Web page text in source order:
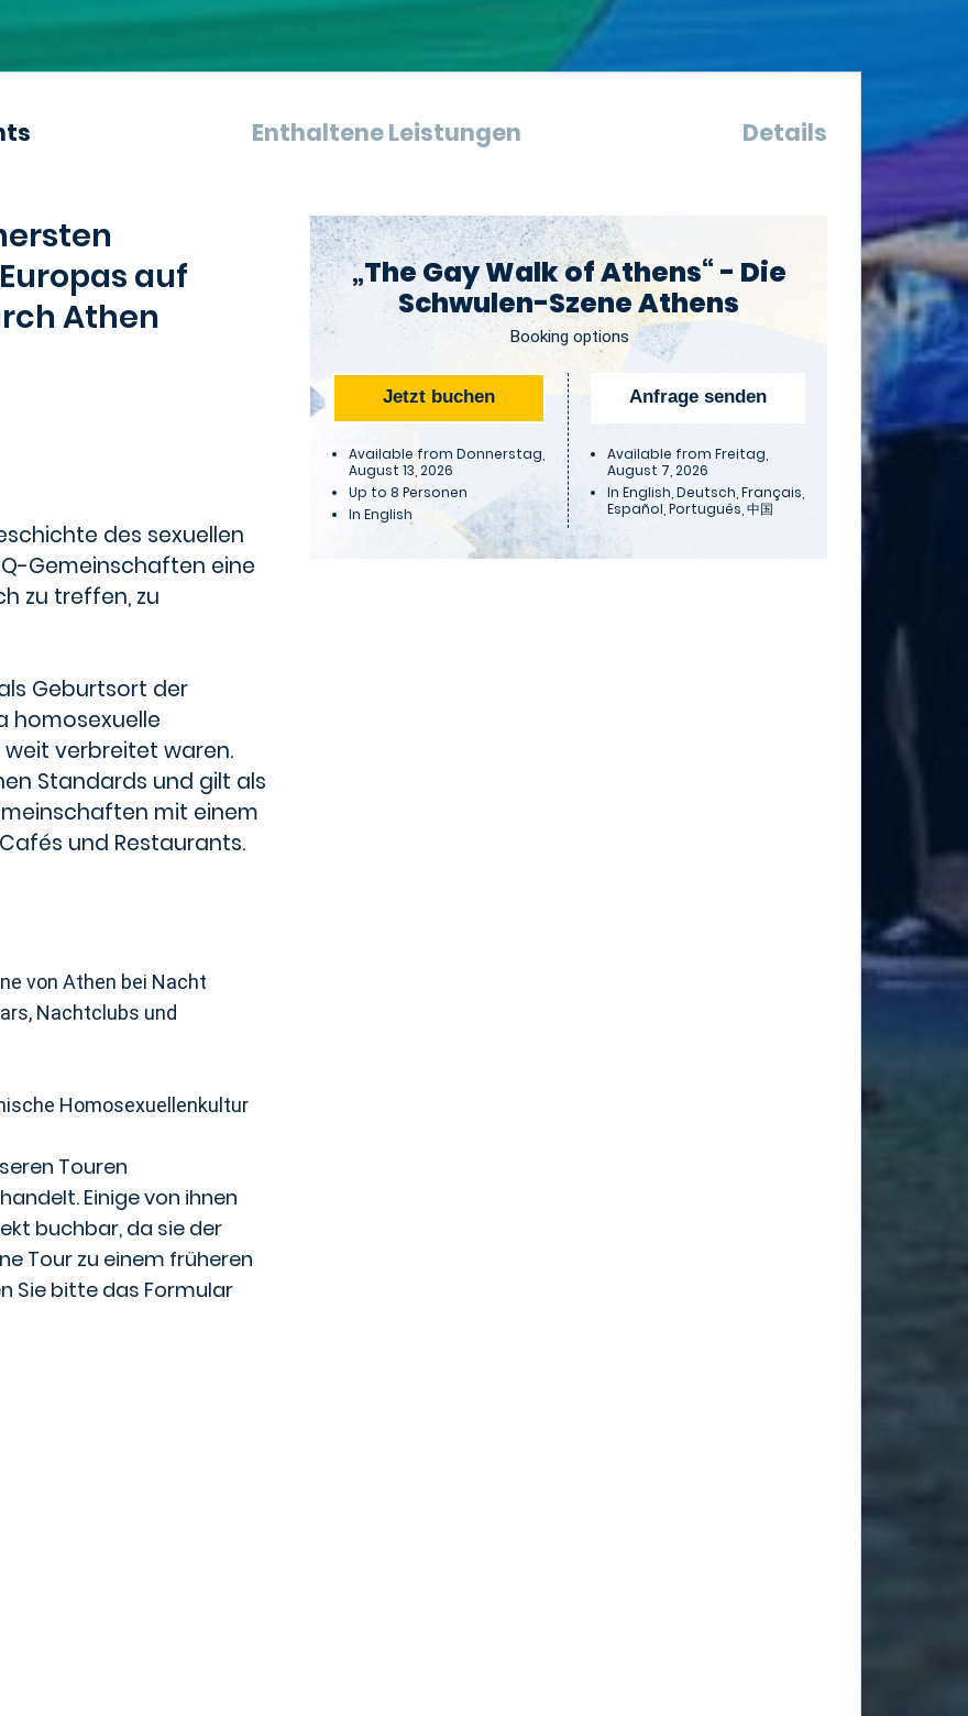
Enthaltene Leistungen Details
auf
Athen
des sexuellen
Gemeinschaften eine
zu treffen, zu
Geburtsort der
homosexuelle
verbreitet waren.
Standards und gilt als
mit einem
und Restaurants.
von Athen bei Nacht
Nachtclubs und
Homosexuellenkultur
Touren
Einige von ihnen
buchbar, da sie der
Tour zu einem früheren
Sie bitte das Formular
„The Gay Walk of Athens“ - Die
Schwulen-Szene Athens
Booking options
Jetzt buchen
Available from Donnerstag,
August 13, 2026
Up to 8 Personen
InEnglish
Anfrage senden
Available from Freitag,
August 7, 2026
InEnglish Deutsch Français
Español Português 中国